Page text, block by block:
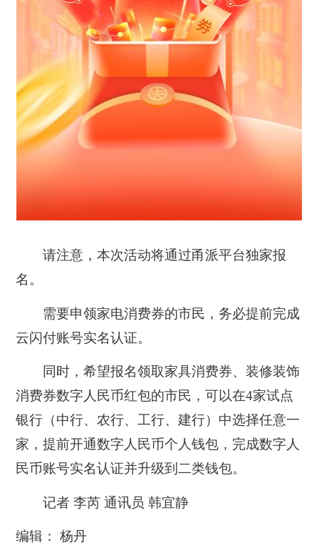
请注意，本次活动将通过甬派平台独家报
名。
需要申领家电消费券的市民，务必提前完成
云闪付账号实名认证。
同时，希望报名领取家具消费券、装修装饰
消费券数字人民币红包的市民，可以在4家试点
银行（中行、农行、工行、建行）中选择任意一
家，提前开通数字人民币个人钱包，完成数字人
民币账号实名认证并升级到二类钱包。
记者 李芮 通讯员 韩宜静
编辑： 杨丹